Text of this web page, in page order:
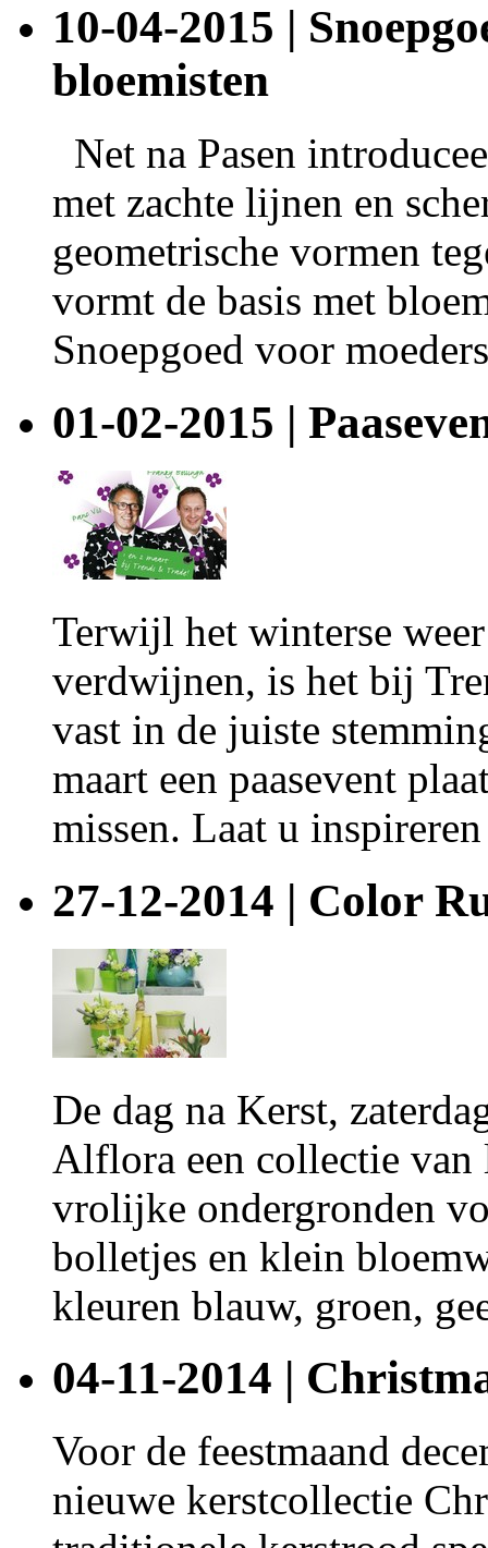
10-04-2015 |
bloemisten
Net na Pasen
met zachte lijnen en
geometrische vormen
vormt de basis met
Snoepgoed voor
01-02-2015 |
Terwijl het winterse
verdwijnen, is het bij
vast in de juiste
maart een paasevent
missen. Laat u
27-12-2014 | Color
De dag na Kerst,
Alflora een collectie van
vrolijke ondergronden
bolletjes en klein
kleuren blauw, groen,
04-11-2014 |
Voor de feestmaand
nieuwe kerstcollectie